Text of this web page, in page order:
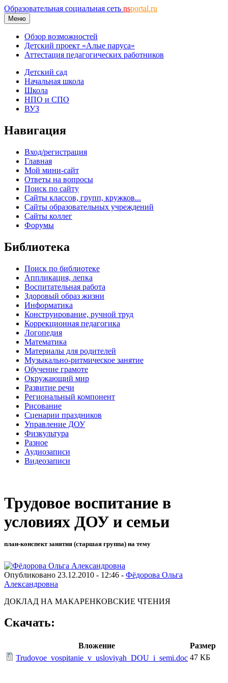
Образовательная социальная сеть nsportal.ru
Меню
Обзор возможностей
Детский проект «Алые паруса»
Аттестация педагогических работников
Детский сад
Начальная школа
Школа
НПО и СПО
ВУЗ
Навигация
Вход/регистрация
Главная
Мой мини-сайт
Ответы на вопросы
Поиск по сайту
Сайты классов, групп, кружков...
Сайты образовательных учреждений
Сайты коллег
Форумы
Библиотека
Поиск по библиотеке
Аппликация, лепка
Воспитательная работа
Здоровый образ жизни
Информатика
Конструирование, ручной труд
Коррекционная педагогика
Логопедия
Математика
Материалы для родителей
Музыкально-ритмическое занятие
Обучение грамоте
Окружающий мир
Развитие речи
Региональный компонент
Рисование
Сценарии праздников
Управление ДОУ
Физкультура
Разное
Аудиозаписи
Видеозаписи
Трудовое воспитание в
условиях ДОУ и семьи
план-конспект занятия (старшая группа) на тему
Опубликовано 23.12.2010 - 12:46 - Фёдорова Ольга
Александровна
ДОКЛАД НА МАКАРЕНКОВСКИЕ ЧТЕНИЯ
Скачать:
Вложение
Размер
Trudovoe_vospitanie_v_usloviyah_DOU_i_semi.doc 47 КБ